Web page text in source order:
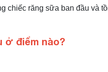
chiếc răng sữa ban đầu và
ở điểm nào?